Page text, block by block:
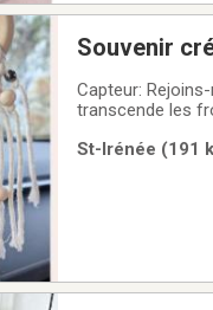
Souvenir
Capteur: Rejoins-moi dans mes rêves Il est un symbole qui vous relie à l'âme de votre bel ange où l'amour
transcende les
inclura une ou
St-Irénée (191